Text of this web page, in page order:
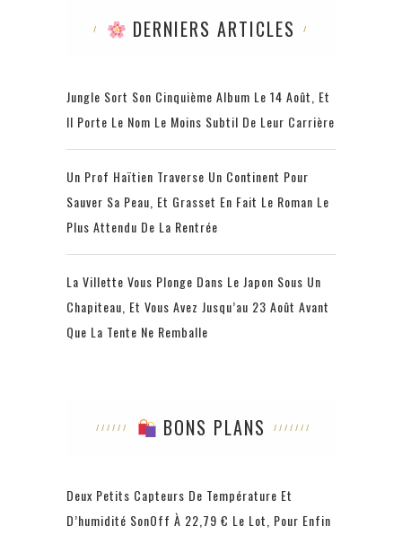
DERNIERS ARTICLES
Jungle Sort Son Cinquième Album Le 14 Août, Et
Il Porte Le Nom Le Moins Subtil De Leur Carrière
Un Prof Haïtien Traverse Un Continent Pour
Sauver Sa Peau, Et Grasset En Fait Le Roman Le
Plus Attendu De La Rentrée
La Villette Vous Plonge Dans Le Japon Sous Un
Chapiteau, Et Vous Avez Jusqu’au 23 Août Avant
Que La Tente Ne Remballe
BONS PLANS
Deux Petits Capteurs De Température Et
D’humidité SonOff À 22,79 € Le Lot, Pour Enfin